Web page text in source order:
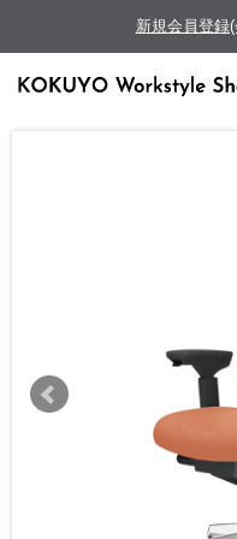
新規会員登録